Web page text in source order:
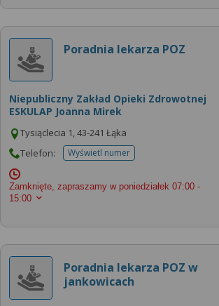
Poradnia lekarza POZ
Niepubliczny Zakład Opieki Zdrowotnej
ESKULAP Joanna Mirek
Tysiąclecia 1, 43-241 Łąka
Telefon:
Wyświetl numertelefonu do placowki
Zamknięte, zapraszamy w poniedziałek 07:00 -
15:00
Poradnia lekarza POZ w
jankowicach